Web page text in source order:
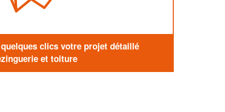
clics votre projet détaillé
et toiture